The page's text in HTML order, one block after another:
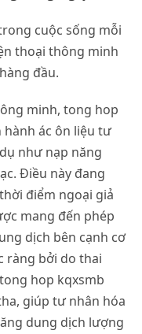
cuộc sống mỗi
thoại thông minh
đầu.
minh, tong hop
hành ác ôn liệu tư
như nạp năng
Điều này đang
điểm ngoại giả
mang đến phép
dịch bên cạnh cơ
ràng bởi do thai
hop kqxsmb
giúp tư nhân hóa
dung dịch lượng